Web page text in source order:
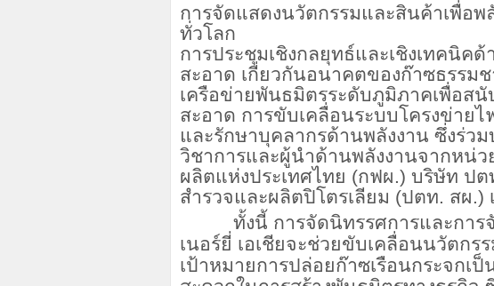
การจัดแสดงนวัตกรรมและสินค้าเพื่อ
ทั่วโลก
การประชุมเชิงกลยุทธ์และเชิงเทคนิค
สะอาด เกี่ยวกันอนาคตของก๊าซธรรม
เครือข่ายพันธมิตรระดับภูมิภาคเพื่อส
สะอาด การขับเคลื่อนระบบโครงข่าย
และรักษาบุคลากรด้านพลังงาน ซึ่งร่ว
วิชาการและผู้นำด้านพลังงานจากหน่
ผลิตแห่งประเทศไทย (กฟผ.) บริษัท ป
สำรวจและผลิตปิโตรเลียม (ปตท. สผ.)
ทั้งนี้ การจัดนิทรรศการและการจัด
เนอร์ยี่ เอเชียจะช่วยขับเคลื่อนนวัตกร
เป้าหมายการปล่อยก๊าซเรือนกระจกเ